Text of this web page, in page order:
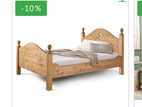
-10%